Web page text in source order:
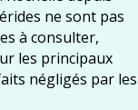
ne sont pas
à consulter,
les principaux
négligés par les